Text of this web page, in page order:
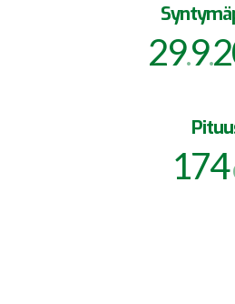
29.9.
174